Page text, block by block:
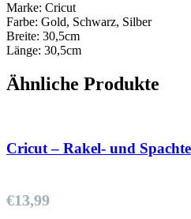
Marke: Cricut
Farbe: Gold, Schwarz, Silber
Breite: 30,5cm
Länge: 30,5cm
Ähnliche Produkte
Cricut – Rakel- und
€13,99